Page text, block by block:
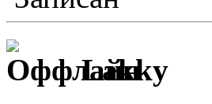
Lakky